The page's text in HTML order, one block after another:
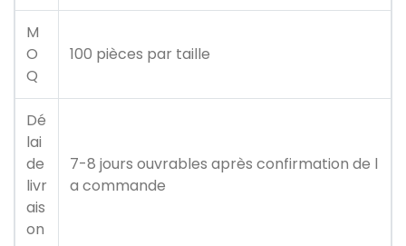
M
O
Q
100 pièces par taille
Dé
lai
de
livr
ais
on
7-8 jours ouvrables après confirmation de l
a commande